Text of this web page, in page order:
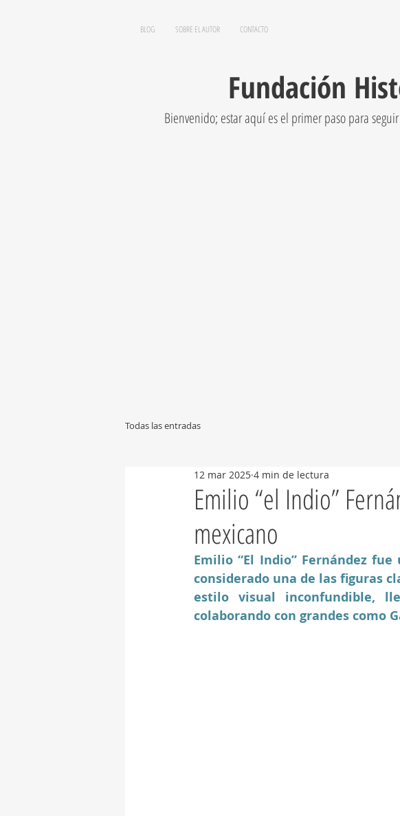
BLOG SOBRE EL AUTOR CONTACTO
Fundación
Bienvenido; estar aquí es el primer paso para
Todas las entradas
Emilio “el Indio”
mexicano
12 mar 2025 4 min de lectura
Emilio “El Indio” Fernández
considerado una de las figuras
estilo visual inconfundible,
colaborando con grandes como